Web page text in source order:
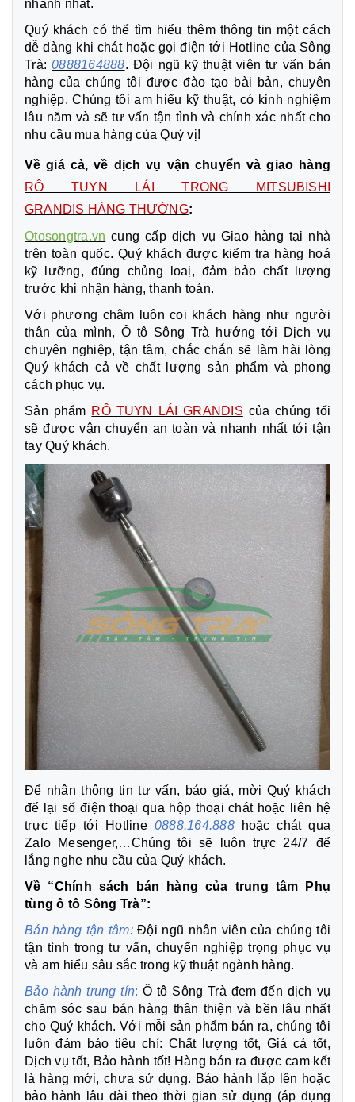
nhanh nhất.
Quý khách có thể tìm hiểu thêm thông tin một cách
dễ dàng khi chát hoặc gọi điện tới Hotline của Sông
Trà: 0888164888. Đội ngũ kỹ thuật viên tư vấn bán
hàng của chúng tôi được đào tạo bài bản, chuyên
nghiệp. Chúng tôi am hiểu kỹ thuật, có kinh nghiệm
lâu năm và sẽ tư vấn tận tình và chính xác nhất cho
nhu cầu mua hàng của Quý vị!
Về giá cả, về dịch vụ vận chuyển và giao hàng
RÔ TUYN LÁI TRONG MITSUBISHI
GRANDIS HÀNG THƯỜNG:
Otosongtra.vn cung cấp dịch vụ Giao hàng tại nhà
trên toàn quốc. Quý khách được kiểm tra hàng hoá
kỹ lưỡng, đúng chủng loaị, đảm bảo chất lượng
trước khi nhận hàng, thanh toán.
Với phương châm luôn coi khách hàng như người
thân của mình, Ô tô Sông Trà hướng tới Dịch vụ
chuyên nghiệp, tận tâm, chắc chắn sẽ làm hài lòng
Quý khách cả về chất lượng sản phẩm và phong
cách phục vụ.
Sản phẩm RÔ TUYN LÁI GRANDIS của chúng tối
sẽ được vận chuyển an toàn và nhanh nhất tới tận
tay Quý khách.
Để nhận thông tin tư vấn, báo giá, mời Quý khách
để lại số điện thoại qua hộp thoại chát hoặc liên hệ
trực tiếp tới Hotline 0888.164.888hoặc chát qua
Zalo Mesenger,…Chúng tôi sẽ luôn trực 24/7 để
lắng nghe nhu cầu của Quý khách.
Về “Chính sách bán hàng của trung tâm Phụ
tùng ô tô Sông Trà”:
Bán hàng tận tâm: Đội ngũ nhân viên của chúng tôi
tận tình trong tư vấn, chuyển nghiệp trọng phục vụ
và am hiểu sâu sắc trong kỹ thuật ngành hàng.
Bảo hành trung tín:Ô tô Sông Trà đem đến dịch vụ
chăm sóc sau bán hàng thân thiện và bền lâu nhất
cho Quý khách. Với mỗi sản phẩm bán ra, chúng tôi
luôn đảm bảo tiêu chí: Chất lượng tốt, Giá cả tốt,
Dịch vụ tốt, Bảo hành tốt! Hàng bán ra được cam kết
là hàng mới, chưa sử dụng. Bảo hành lắp lên hoặc
bảo hành lâu dài theo thời gian sử dụng (áp dụng